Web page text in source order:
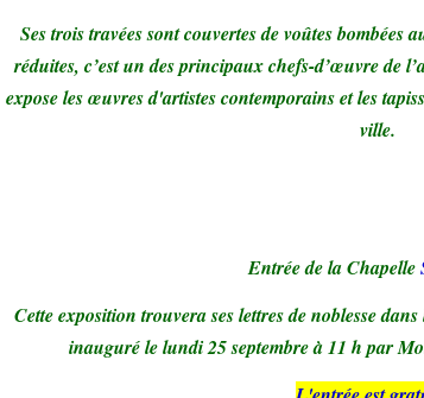
Ses trois travées sont couvertes de voûtes bombées
réduites, c’est un des principaux chefs-d’œuvre
expose les œuvres d'artistes contemporains et les
ville.
Entrée de la Chapelle
Cette exposition trouvera ses lettres de noblesse
inauguré le lundi 25 septembre à 11 h par